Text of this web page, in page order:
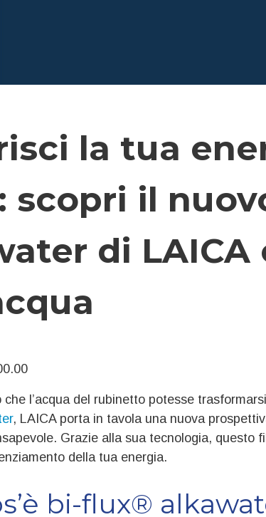
la tua
scopri il
di LAICA
che l’acqua del rubinetto potesse
, LAICA porta in tavola una nuova
Grazie alla sua tecnologia, questo
della tua energia.
bi‑flux®